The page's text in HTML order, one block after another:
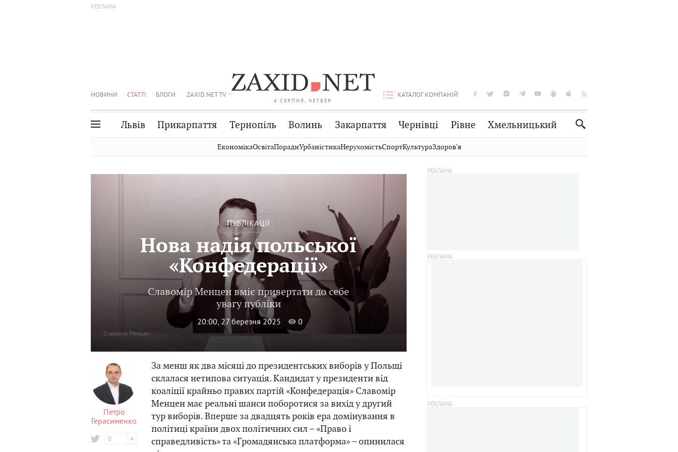
6 СЕРПНЯ, ЧЕТВЕР
НОВИНИ СТАТТІ БЛОГИ ZAXID.NET TV КАТАЛОГ КОМПАНІЙ
Львів Прикарпаття Тернопіль Волинь Закарпаття Чернівці Рівне Хмельницький
Стрий
Вінниця
Публікації Авто Словко
ЕкономікаОсвітаПорадиУрбаністикаНерухомістьСпортКультураЗдоровʼя
ПУБЛІКАЦІЇ
Нова надія польської
«Конфедерації»
Славомір Менцен вміє привертати до себе
увагу публіки
20:00, 27 березня 2025 0
Славомір Менцен
Петро
Герасименко
0
За менш як два місяці до президентських виборів у Польщі
склалася нетипова ситуація. Кандидат у президенти від
коаліції крайньо правих партій «Конфедерація» Славомір
Менцен має реальні шанси поборотися за вихід у другий
тур виборів. Вперше за двадцять років ера домінування в
політиці країни двох політичних сил – «Право і
справедливість» та «Громадянська платформа» – опинилася